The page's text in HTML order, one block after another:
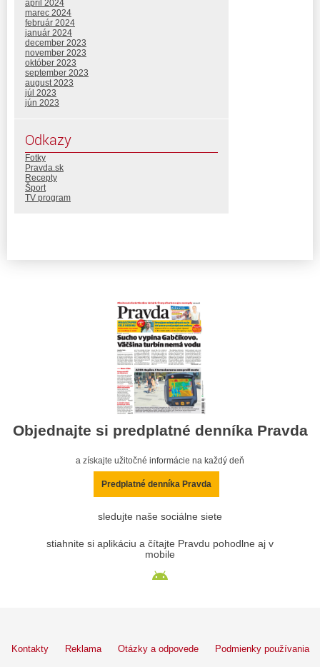
apríl 2024
marec 2024
február 2024
január 2024
december 2023
november 2023
október 2023
september 2023
august 2023
júl 2023
jún 2023
Odkazy
Fotky
Pravda.sk
Recepty
Šport
TV program
Objednajte si predplatné denníka Pravda
a získajte užitočné informácie na každý deň
Predplatné denníka Pravda
sledujte naše sociálne siete
stiahnite si aplikáciu a čítajte Pravdu pohodlne aj v
mobile
Kontakty Reklama Otázky a odpovede Podmienky používania